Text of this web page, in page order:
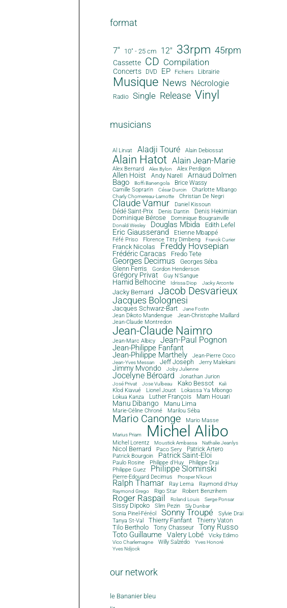
format
7" 10" - 25 cm 12" 33rpm 45rpm
Cassette CD Compilation
Concerts DVD EP Fichiers Librairie
Musique News Nécrologie
Radio Single Release Vinyl
musicians
Al Lirvat Aladji Touré Alain Debiossat
Alain Hatot Alain Jean-Marie
Alex Bernard Alex Bylon Alex Perdigon
Allen Hoist Andy Narell Arnaud Dolmen
Bago Boffi Banengola
Brice Wassy
Camille Sopran'n
César Durcin Charlotte Mbango
Charly Chomereau-Lamotte Christian De Negri
Claude Vamur Daniel Kissoun
Dédé Saint-Prix Denis Dantin Denis Hekimian
Dominique Bérose Dominique Bougrainville
Donald Wesley Douglas Mbida Edith Lefel
Eric Giausserand Etienne Mbappé
Féfé Priso Florence Titty Dimbeng Franck Curier
Franck Nicolas Freddy Hovsepian
Frédéric Caracas Fredo Tete
Georges Decimus Georges Séba
Glenn Ferris Gordon Henderson
Grégory Privat Guy N'Sangue
Hamid Belhocine Idrissa Diop Jacky Arconte
Jacky Bernard Jacob Desvarieux
Jacques Bolognesi
Jacques Schwarz-Bart Jane Fostin
Jean Dikoto Mandengue
Jean-Christophe Maillard
Jean-Claude Montredon
Jean-Claude Naimro
Jean-Marc Albicy Jean-Paul Pognon
Jean-Philippe Fanfant
Jean-Philippe Marthely Jean-Pierre Coco
Jean-Yves Messan Jeff Joseph Jerry Malekani
Jimmy Mvondo Joby Julienne
Jocelyne Béroard Jonathan Jurion
José Privat Jose Vulbeau Kako Bessot Kali
Klod Kiavué Lionel Jouot
Lokassa Ya Mbongo
Lokua Kanza
Luther François Mam Houari
Manu Dibango Manu Lima
Marie-Céline Chroné Marilou Séba
Mario Canonge Mario Masse
Marius Priam Michel Alibo
Michel Lorentz Moustick Ambassa Nathalie Jeanlys
Nicol Bernard Paco Sery
Patrick Artero
Patrick Bourgoin
Patrick Saint-Eloi
Paulo Rosine Philippe d'Huy
Philippe Drai
Philippe Guez
Philippe Slominski
Pierre-Edouard Decimus Prosper N'kouri
Ralph Thamar Ray Lema Raymond d'Huy
Raymond Grego Rigo Star Robert Benzrihem
Roger Raspail Roland Louis Serge Ponsar
Sissy Dipoko Slim Pezin Sly Dunbar
Sonia Pinel-Féréol Sonny Troupé Sylvie Drai
Tanya St-Val Thierry Fanfant Thierry Vaton
Tilo Bertholo Tony Chasseur
Tony Russo
Toto Guillaume
Valery Lobé Vicky Edimo
Vico Charlemagne Willy Salzédo
Yves Honoré
Yves Ndjock
our network
le Bananier bleu